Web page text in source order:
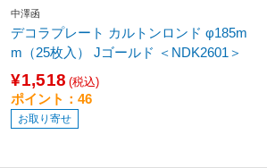
中澤函
デコラプレート カルトンロンド φ185m
m（25枚入） Jゴールド ＜NDK2601＞
¥1,518 (税込)
ポイント：46
お取り寄せ